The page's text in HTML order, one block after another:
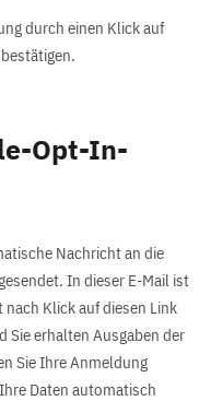
durch einen Klick auf
Opt-In-
Nachricht an die
In dieser E-Mail ist
Klick auf diesen Link
Sie erhalten Ausgaben der
Sie Ihre Anmeldung
Daten automatisch